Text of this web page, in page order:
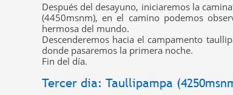
Después del desayuno, iniciaremos la
(4450msnm), en el camino podemos
hermosa del mundo.
Descenderemos hacia el campamento
donde pasaremos la primera noche.
Fin del día.
Tercer dia: Taullipampa